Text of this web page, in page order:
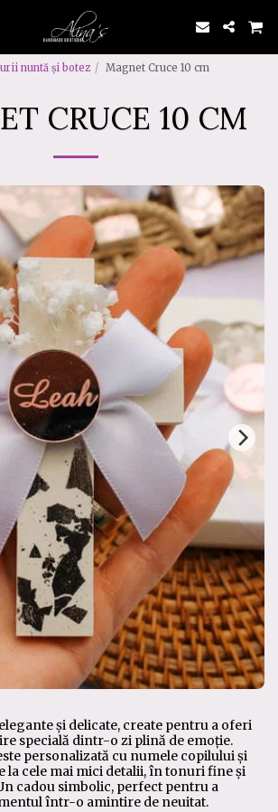
nuntă și botez Magnet Cruce 10 cm
CRUCE 10 CM
și delicate, create pentru a oferi
specială dintr-o zi plină de emoție.
personalizată cu numele copilului și
la cele mai mici detalii, în tonuri fine și
cadou simbolic, perfect pentru a
într-o amintire de neuitat.